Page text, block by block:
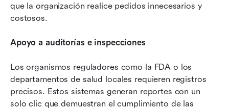
que la organización realice pedidos innecesarios y
costosos.
Apoyo a auditorías e inspecciones
Los organismos reguladores como la FDA o los
departamentos de salud locales requieren registros
precisos. Estos sistemas generan reportes con un
solo clic que demuestran el cumplimiento de las